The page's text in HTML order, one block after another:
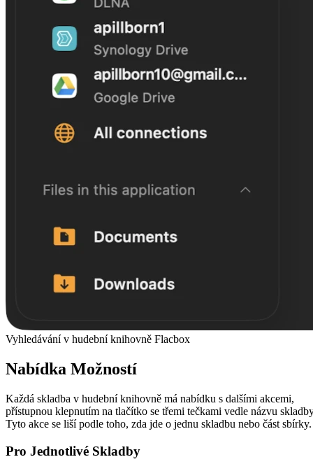
Vyhledávání v hudební knihovně Flacbox
Nabídka Možností
Každá skladba v hudební knihovně má nabídku s dalšími akcemi,
přístupnou klepnutím na tlačítko se třemi tečkami vedle názvu
Tyto akce se liší podle toho, zda jde o jednu skladbu nebo část sbírky.
Pro Jednotlivé Skladby